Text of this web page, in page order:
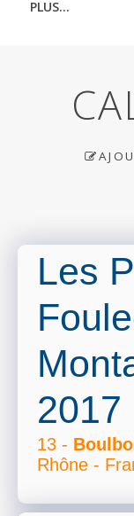
PLUS...
Les
2017
13 -
Rhône -